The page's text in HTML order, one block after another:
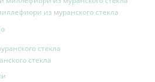
из муранского стекла
стекла